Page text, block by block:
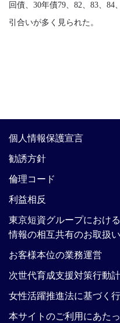
回債、30年債79、82、83、84
引合いが多く見られた。
個人情報保護宣言
勧誘方針
倫理コード
利益相反
東京短資グループにおける
情報の相互共有のお取扱い
お客様本位の業務運営
次世代育成支援対策行動
女性活躍推進法に基づく
本サイトのご利用にあた